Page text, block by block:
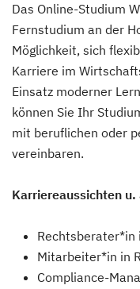
Das Online-Studium
Fernstudium an der
Möglichkeit, sich
Karriere im
Einsatz moderner
können Sie Ihr
mit beruflichen oder
vereinbaren.
Karriereaussichten u.
Rechtsberater*in
Mitarbeiter*in in
Compliance-